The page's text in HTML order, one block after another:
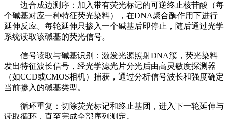
边合成边测序：加入带有荧光标记的可逆终止核苷酸（每
个碱基对应一种特征荧光染料），在DNA聚合酶作用下进行
延伸反应。每轮延伸只掺入一个碱基后即停止，随后通过光学
系统读取该碱基的荧光信号。
信号读取与碱基识别：激发光源照射DNA簇，荧光染料
发出特征波长信号，经光学滤光片分光后由高灵敏度探测器
（如CCD或CMOS相机）捕获，通过分析信号波长和强度确定
当前掺入的碱基类型。
循环重复：切除荧光标记和终止基团，进入下一轮延伸与
读取循环，直至完成全部序列测定。